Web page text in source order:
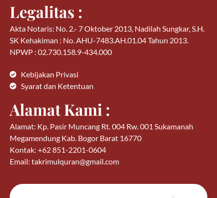
Legalitas :
Akta Notaris: No. 2.- 7 Oktober 2013, Nadilah Sungkar, S.H.
SK Kehakiman : No. AHU-7483.AH.01.04 Tahun 2013.
NPWP : 02.730.158.9-434.000
Kebijakan Privasi
Syarat dan Ketentuan
Alamat Kami :
Alamat: Kp. Pasir Muncang Rt. 004 Rw. 001 Sukamanah
Megamendung Kab. Bogor Barat 16770
Kontak: +62 851-2201-0604
Email: takrimulquran@gmail.com